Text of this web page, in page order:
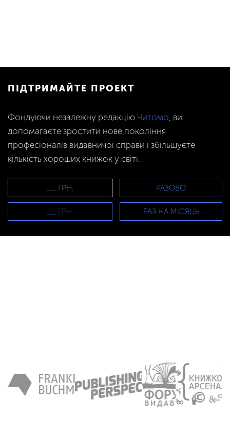
ПІДТРИМАЙТЕ ПРОЕКТ
Фондуючи незалежну редакцію Читомо , ви
допомагаєте зростити нове покоління
професіоналів видавничої справи і збільшуєте
кількість хороших книжок у світі.
РАЗОВО
РАЗ НА МІСЯЦЬ